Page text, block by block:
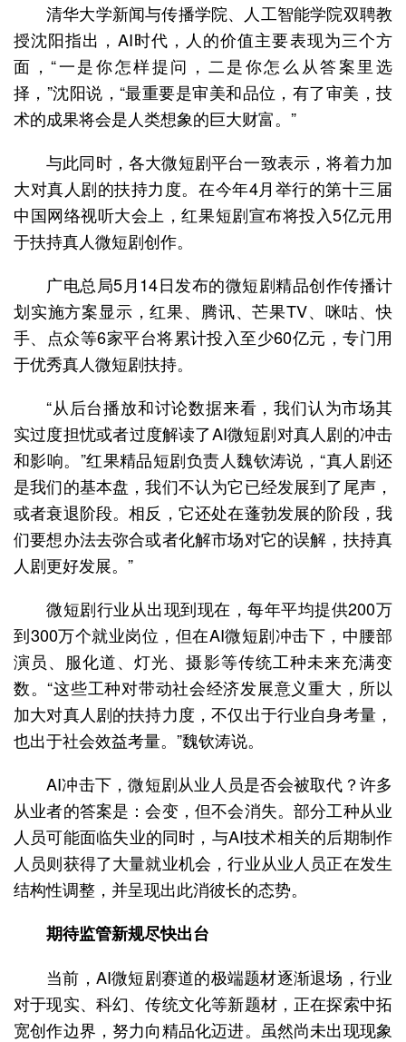
清华大学新闻与传播学院、人工智能学院双聘教
授沈阳指出，AI时代，人的价值主要表现为三个方
面，“一是你怎样提问，二是你怎么从答案里选
择，”沈阳说，“最重要是审美和品位，有了审美，技
术的成果将会是人类想象的巨大财富。”
与此同时，各大微短剧平台一致表示，将着力加
大对真人剧的扶持力度。在今年4月举行的第十三届
中国网络视听大会上，红果短剧宣布将投入5亿元用
于扶持真人微短剧创作。
广电总局5月14日发布的微短剧精品创作传播计
划实施方案显示，红果、腾讯、芒果TV、咪咕、快
手、点众等6家平台将累计投入至少60亿元，专门用
于优秀真人微短剧扶持。
“从后台播放和讨论数据来看，我们认为市场其
实过度担忧或者过度解读了AI微短剧对真人剧的冲击
和影响。”红果精品短剧负责人魏钦涛说，“真人剧还
是我们的基本盘，我们不认为它已经发展到了尾声，
或者衰退阶段。相反，它还处在蓬勃发展的阶段，我
们要想办法去弥合或者化解市场对它的误解，扶持真
人剧更好发展。”
微短剧行业从出现到现在，每年平均提供200万
到300万个就业岗位，但在AI微短剧冲击下，中腰部
演员、服化道、灯光、摄影等传统工种未来充满变
数。“这些工种对带动社会经济发展意义重大，所以
加大对真人剧的扶持力度，不仅出于行业自身考量，
也出于社会效益考量。”魏钦涛说。
AI冲击下，微短剧从业人员是否会被取代？许多
从业者的答案是：会变，但不会消失。部分工种从业
人员可能面临失业的同时，与AI技术相关的后期制作
人员则获得了大量就业机会，行业从业人员正在发生
结构性调整，并呈现出此消彼长的态势。
期待监管新规尽快出台
当前，AI微短剧赛道的极端题材逐渐退场，行业
对于现实、科幻、传统文化等新题材，正在探索中拓
宽创作边界，努力向精品化迈进。虽然尚未出现现象